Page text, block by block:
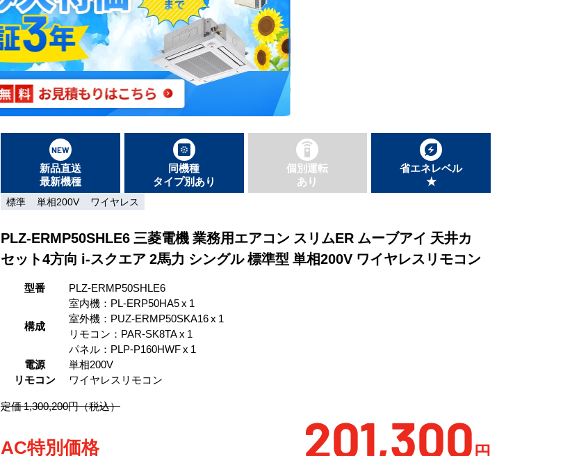
新品直送
最新機種
同機種
タイプ別あり
個別運転
あり
省エネレベル
★
標準 単相200V ワイヤレス
PLZ-ERMP50SHLE6 三菱電機 業務用エアコン スリムER ムーブアイ 天井カ
セット4方向 i-スクエア 2馬力 シングル 標準型 単相200V ワイヤレスリモコン
型番 PLZ-ERMP50SHLE6
構成
室内機：PL-ERP50HA5 x 1
室外機：PUZ-ERMP50SKA16 x 1
リモコン：PAR-SK8TA x 1
パネル：PLP-P160HWF x 1
電源
単相200V
リモコン
ワイヤレスリモコン
定価 1,300,200円（税込）
AC特別価格 201,300円